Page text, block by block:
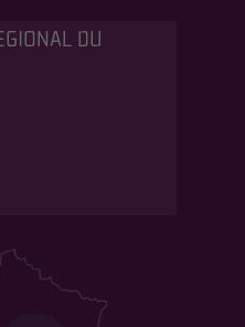
DU